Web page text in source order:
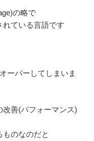
の略で
ている言語です
ーバーしてしまいま
改善(パフォーマンス)
のなのだと